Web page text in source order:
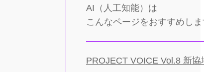
AI（人工知能）は
こんなページをおすすめしま
PROJECT VOICE Vol.8 新